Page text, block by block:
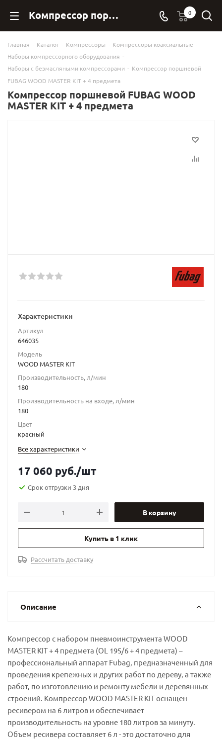
Компрессор поршневой FUBAG WOOD MASTER KIT + 4 предмета 646035 купить в Фубаг Онлан. - FubagOnline 0
Главная - Каталог - Компрессоры - Компрессоры коаксиальные -
Наборы компрессорного оборудования -
Наборы с безмасляными компрессорами - Компрессор поршневой
FUBAG WOOD MASTER KIT + 4 предмета
Компрессор поршневой FUBAG WOOD
MASTER KIT + 4 предмета
Характеристики
Артикул
646035
Модель
WOOD MASTER KIT
Производительность, л/мин
180
Производительность на входе, л/мин
180
Цвет
красный
Все характеристики
17 060 руб./шт
Срок отгрузки 3 дня
В корзину
Купить в 1 клик
Рассчитать доставку
Описание
Компрессор с набором пневмоинструмента WOOD
MASTER KIT + 4 предмета (OL 195/6 + 4 предмета) –
профессиональный аппарат Fubag, предназначенный для
проведения крепежных и других работ по дереву, а также
работ, по изготовлению и ремонту мебели и деревянных
строений. Компрессор WOOD MASTER KIT оснащен
ресивером на 6 литров и обеспечивает
производительность на уровне 180 литров за минуту.
Объем ресивера составляет 6 л - это достаточно для